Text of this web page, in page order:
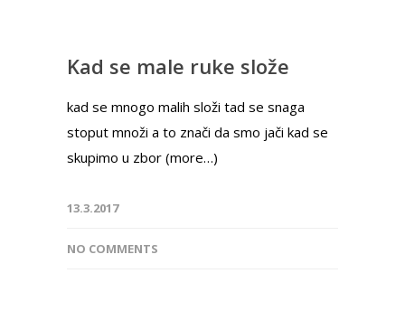
Kad se male ruke slože
kad se mnogo malih složi tad se snaga
stoput množi a to znači da smo jači kad se
skupimo u zbor (more…)
13.3.2017
NO COMMENTS